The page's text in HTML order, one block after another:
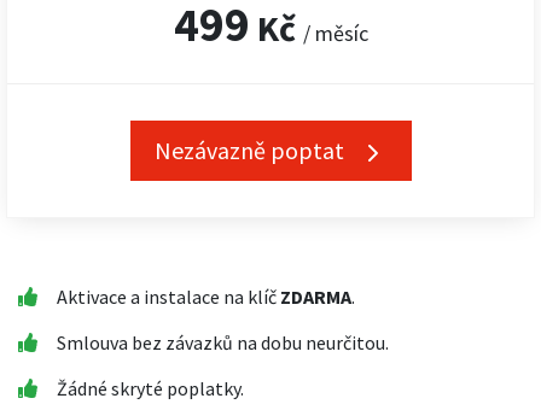
499 Kč / měsíc
Nezávazně poptat
Aktivace a instalace na klíč ZDARMA.
Smlouva bez závazků na dobu neurčitou.
Žádné skryté poplatky.